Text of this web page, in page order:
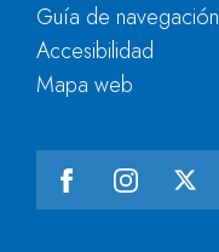
Guía de navegación
Accesibilidad
Mapa web